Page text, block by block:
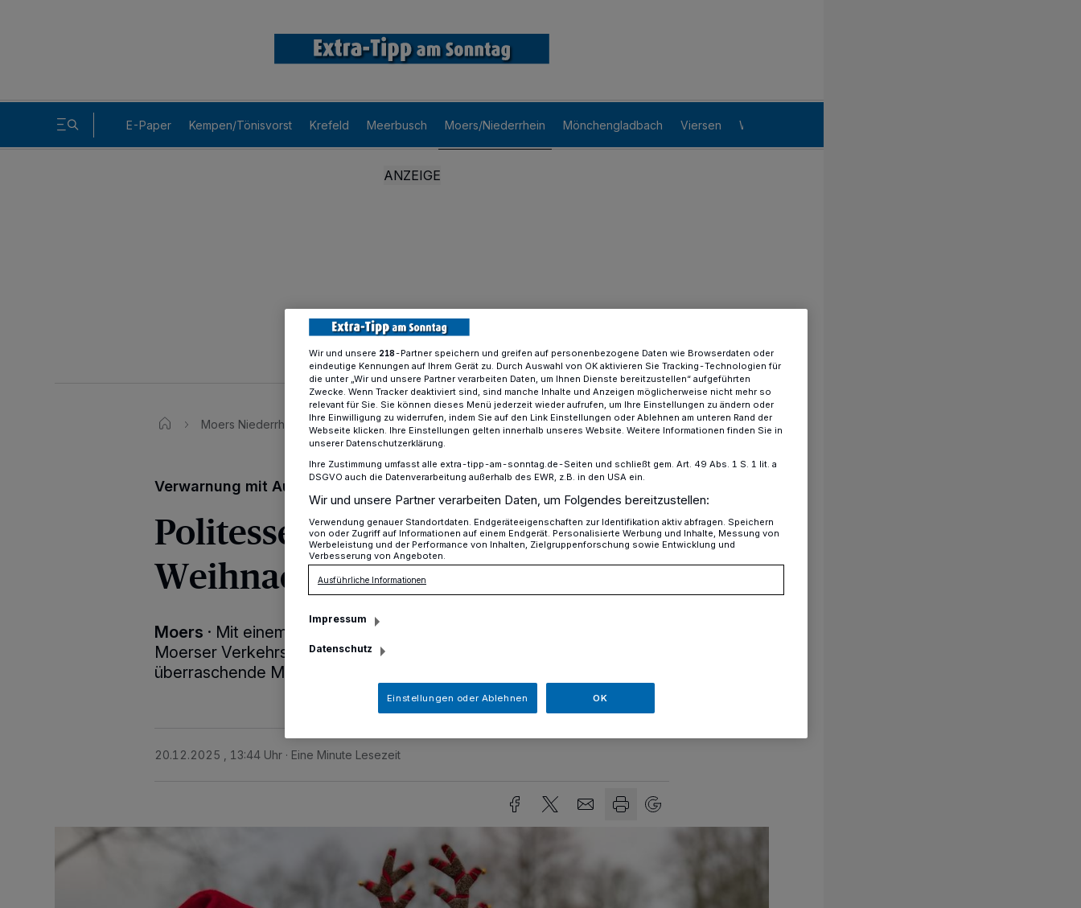
E-Paper Kempen/Tönisvorst Krefeld Meerbusch Moers/Niederrhein Mönchengladbach Viersen Willich
Moers Niederrhein Weihnachtsknöllchen: Verwarnung mit Augenzwinkern
Verwarnung mit Augenzwinkern
Politessen verteilen
Weihnachtsknöllchen
Moers · Mit einem besonderen Gruß zur Weihnachtszeit sorgt die
Moerser Verkehrsraumüberwachung auch in diesem Jahr für
überraschende Momente an der Windschutzscheibe.
20.12.2025 , 13:44 Uhr Eine Minute Lesezeit
Wir und unsere 218-Partner speichern und greifen auf personenbezogene Daten wie Browserdaten oder
eindeutige Kennungen auf Ihrem Gerät zu. Durch Auswahl von OK aktivieren Sie Tracking-Technologien für
die unter „Wir und unsere Partner verarbeiten Daten, um Ihnen Dienste bereitzustellen“ aufgeführten
Zwecke. Wenn Tracker deaktiviert sind, sind manche Inhalte und Anzeigen möglicherweise nicht mehr so
relevant für Sie. Sie können dieses Menü jederzeit wieder aufrufen, um Ihre Einstellungen zu ändern oder
Ihre Einwilligung zu widerrufen, indem Sie auf den Link Einstellungen oder Ablehnen am unteren Rand der
Webseite klicken. Ihre Einstellungen gelten innerhalb unseres Website. Weitere Informationen finden Sie in
unserer Datenschutzerklärung.
Ihre Zustimmung umfasst alle extra-tipp-am-sonntag.de-Seiten und schließt gem. Art. 49 Abs. 1 S. 1 lit. a
DSGVO auch die Datenverarbeitung außerhalb des EWR, z.B. in den USA ein.
Wir und unsere Partner verarbeiten Daten, um Folgendes bereitzustellen:
Verwendung genauer Standortdaten. Endgeräteeigenschaften zur Identifikation aktiv abfragen. Speichern
von oder Zugriff auf Informationen auf einem Endgerät. Personalisierte Werbung und Inhalte, Messung von
Werbeleistung und der Performance von Inhalten, Zielgruppenforschung sowie Entwicklung und
Verbesserung von Angeboten.
Ausführliche Informationen
Impressum
Datenschutz
Einstellungen oder Ablehnen OK